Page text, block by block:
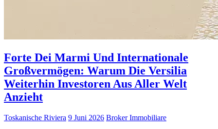
Forte Dei Marmi Und Internationale
Großvermögen: Warum Die Versilia
Weiterhin Investoren Aus Aller Welt
Anzieht
Toskanische Riviera 9 Juni 2026 Broker Immobiliare